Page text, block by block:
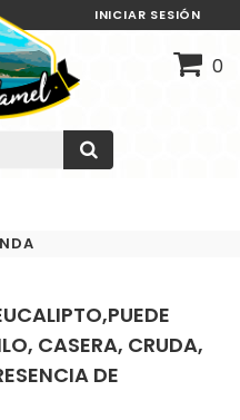
INICIAR SESIÓN
0
CASERA, CRUDA,
DE